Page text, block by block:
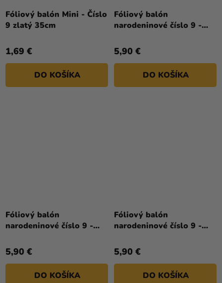
Fóliový balón Mini - Číslo
9 zlatý 35cm
1,69 €
DO KOŠÍKA
Fóliový balón
narodeninové číslo 9 -
cm
5,90 €
DO KOŠÍKA
Fóliový balón
narodeninové číslo 9 -
5,90 €
DO KOŠÍKA
Fóliový balón
narodeninové číslo 9 -
5,90 €
DO KOŠÍKA